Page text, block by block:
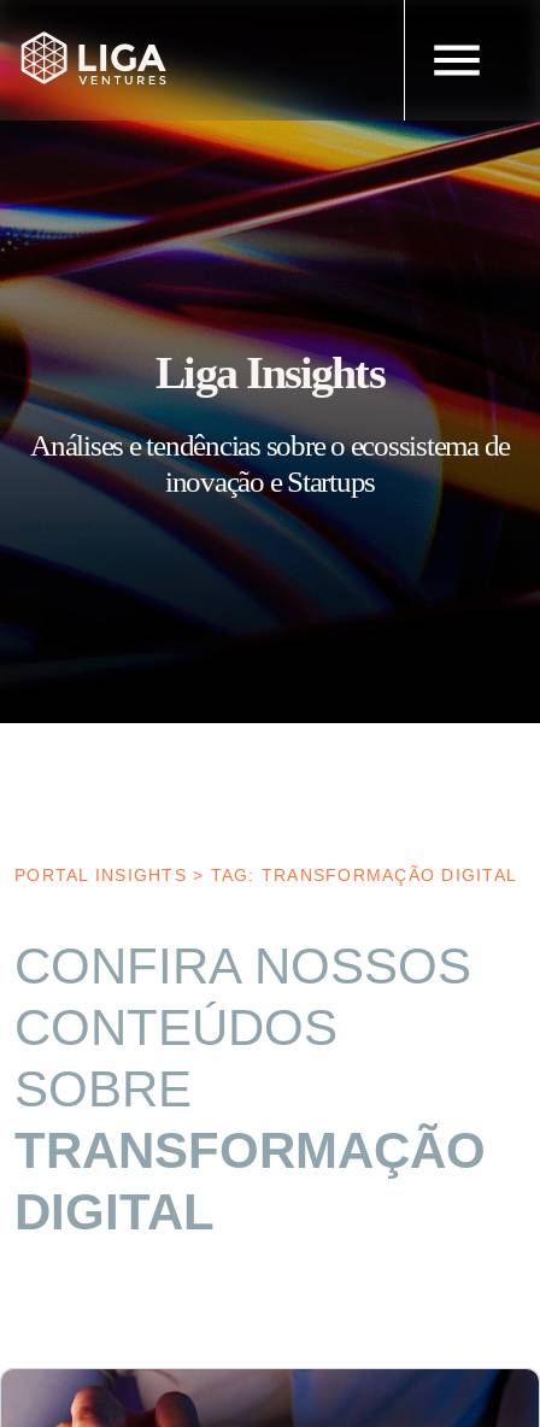
Liga Insights
Análises e tendências sobre o ecossistema de
inovação e Startups
PORTAL INSIGHTS > TAG: TRANSFORMAÇÃO DIGITAL
CONFIRA NOSSOS
CONTEÚDOS
SOBRE
TRANSFORMAÇÃO
DIGITAL